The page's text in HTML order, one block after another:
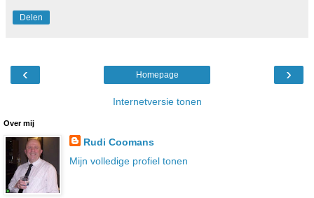
Delen
‹ ›
Homepage
Internetversie tonen
Over mij
Rudi Coomans
Mijn volledige profiel tonen